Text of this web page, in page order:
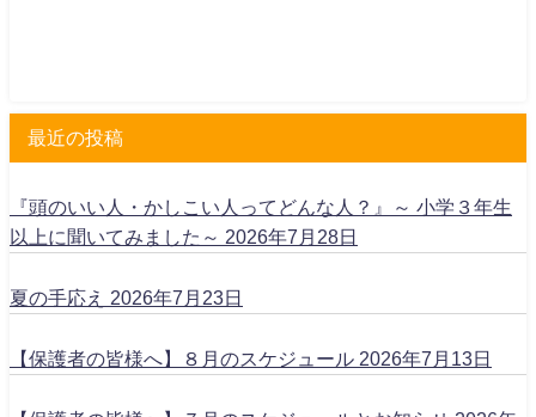
最近の投稿
『頭のいい人・かしこい人ってどんな人？』～ 小学３年生
以上に聞いてみました～ 2026年7月28日
夏の手応え 2026年7月23日
【保護者の皆様へ】８月のスケジュール 2026年7月13日